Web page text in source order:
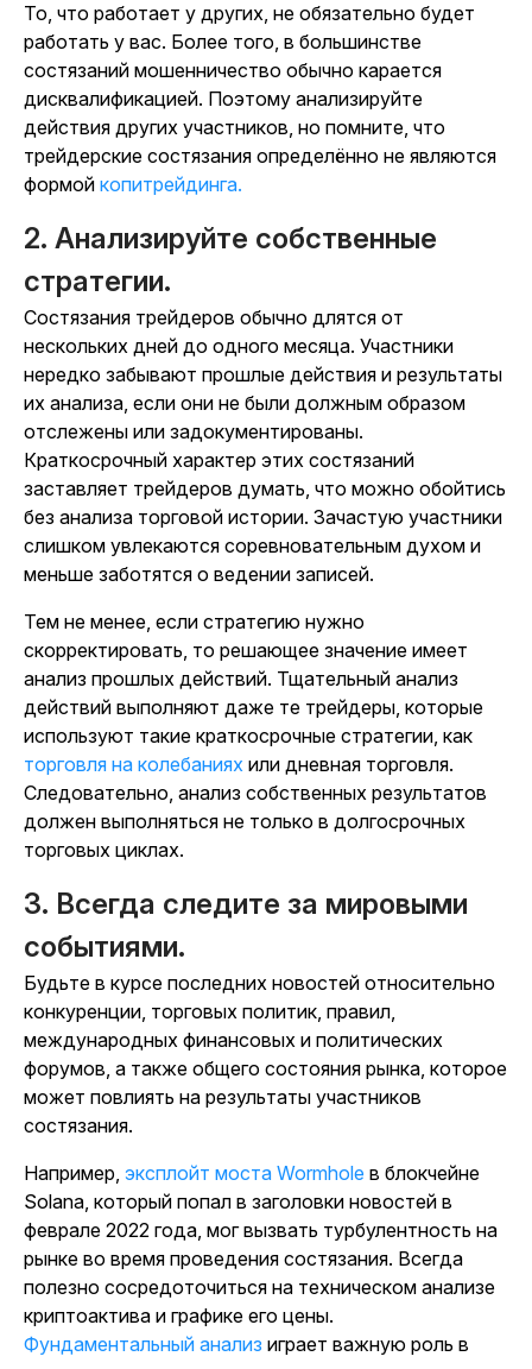
То, что работает у других, не обязательно будет
работать у вас. Более того, в большинстве
состязаний мошенничество обычно карается
дисквалификацией. Поэтому анализируйте
действия других участников, но помните, что
трейдерские состязания определённо не являются
формой копитрейдинга.
2. Анализируйте собственные
стратегии.
Состязания трейдеров обычно длятся от
нескольких дней до одного месяца. Участники
нередко забывают прошлые действия и результаты
их анализа, если они не были должным образом
отслежены или задокументированы.
Краткосрочный характер этих состязаний
заставляет трейдеров думать, что можно обойтись
без анализа торговой истории. Зачастую участники
слишком увлекаются соревновательным духом и
меньше заботятся о ведении записей.
Тем не менее, если стратегию нужно
скорректировать, то решающее значение имеет
анализ прошлых действий. Тщательный анализ
действий выполняют даже те трейдеры, которые
используют такие краткосрочные стратегии, как
торговля на колебаниях или дневная торговля.
Следовательно, анализ собственных результатов
должен выполняться не только в долгосрочных
торговых циклах.
3. Всегда следите за мировыми
событиями.
Будьте в курсе последних новостей относительно
конкуренции, торговых политик, правил,
международных финансовых и политических
форумов, а также общего состояния рынка, которое
может повлиять на результаты участников
состязания.
Например, эксплойт моста Wormhole в блокчейне
Solana, который попал в заголовки новостей в
феврале 2022 года, мог вызвать турбулентность на
рынке во время проведения состязания. Всегда
полезно сосредоточиться на техническом анализе
криптоактива и графике его цены.
Фундаментальный анализ играет важную роль в